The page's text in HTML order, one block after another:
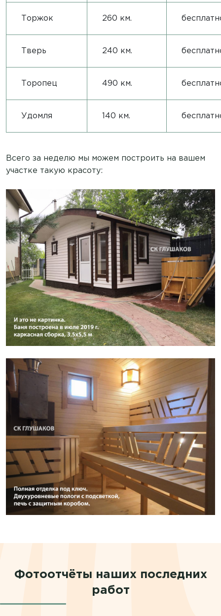
Торжок 260 км.
Тверь 240 км.
Торопец 490 км.
Удомля 140 км.
Всего за неделю мы можем построить на вашем
участке такую красоту:
Фотоотчёты наших последних
работ